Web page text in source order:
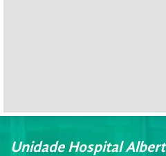
Unidade Hospital